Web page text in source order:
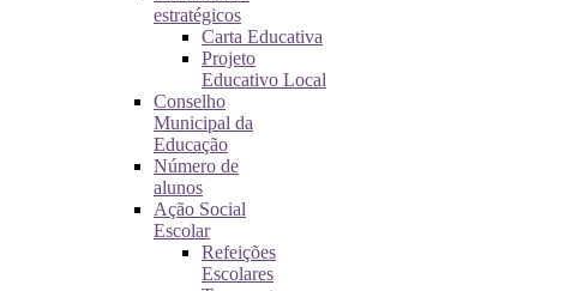
estratégicos
Carta Educativa
Projeto
Educativo Local
Conselho
Municipal da
Educação
Número de
alunos
Ação Social
Escolar
Refeições
Escolares